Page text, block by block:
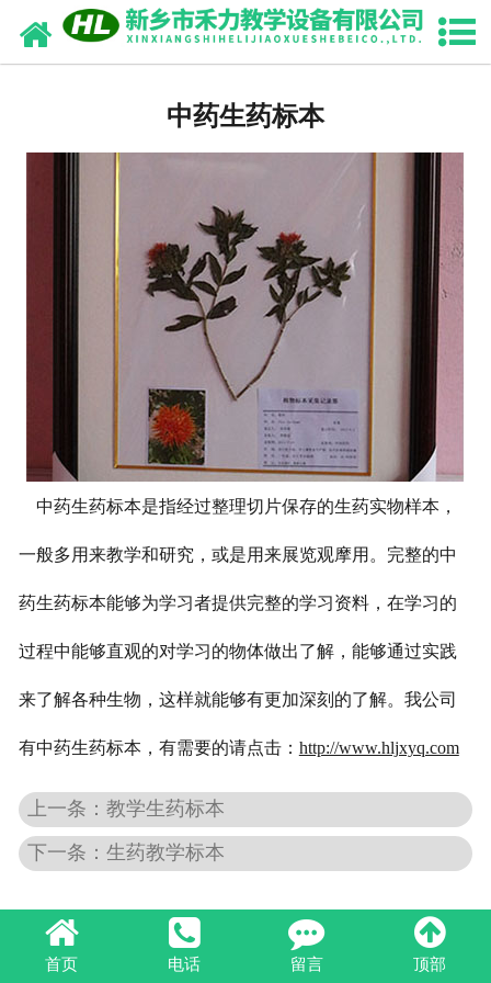
网站首页
畜牧兽医干（浸）制标本
中药腊叶标本
生药切片标本
骨骼标本
动植物标本
教学切片标本
浸制标本
中药生药标本
中药生药标本是指经过整理切片保存的生药实物样本，
一般多用来教学和研究，或是用来展览观摩用。完整的中
药生药标本能够为学习者提供完整的学习资料，在学习的
过程中能够直观的对学习的物体做出了解，能够通过实践
来了解各种生物，这样就能够有更加深刻的了解。我公司
有中药生药标本 ，有需要的请点击： http://www.hljxyq.com
上一条：教学生药标本
下一条：生药教学标本
首页 电话 留言 顶部